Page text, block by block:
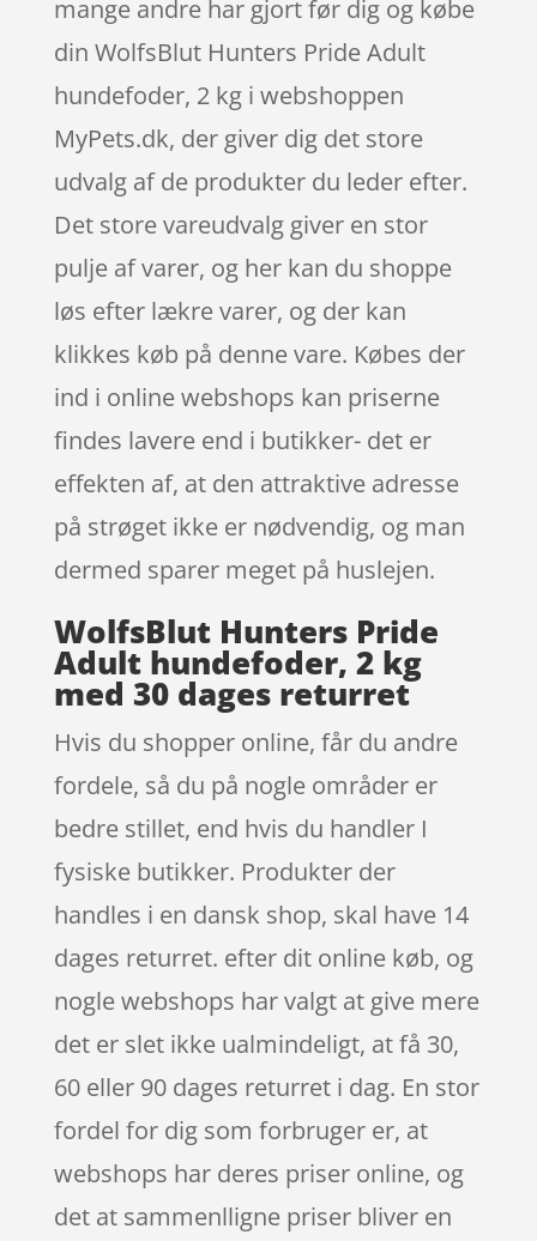
mange andre har gjort før dig og købe
din WolfsBlut Hunters Pride Adult
hundefoder, 2 kg i webshoppen
MyPets.dk, der giver dig det store
udvalg af de produkter du leder efter.
Det store vareudvalg giver en stor
pulje af varer, og her kan du shoppe
løs efter lækre varer, og der kan
klikkes køb på denne vare. Købes der
ind i online webshops kan priserne
findes lavere end i butikker- det er
effekten af, at den attraktive adresse
på strøget ikke er nødvendig, og man
dermed sparer meget på huslejen.
WolfsBlut Hunters Pride
Adult hundefoder, 2 kg
med 30 dages returret
Hvis du shopper online, får du andre
fordele, så du på nogle områder er
bedre stillet, end hvis du handler I
fysiske butikker. Produkter der
handles i en dansk shop, skal have 14
dages returret. efter dit online køb, og
nogle webshops har valgt at give mere
det er slet ikke ualmindeligt, at få 30,
60 eller 90 dages returret i dag. En stor
fordel for dig som forbruger er, at
webshops har deres priser online, og
det at sammenlligne priser bliver en